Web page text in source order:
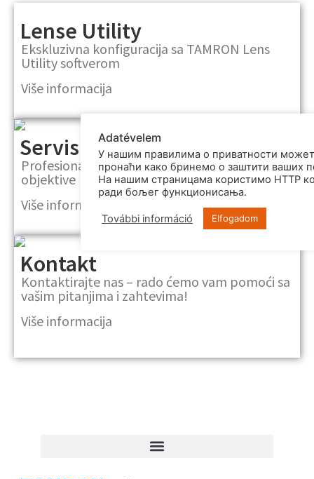
Lense Utility
Ekskluzivna konfiguracija sa TAMRON Lens
Utility softverom
Više informacija
Servis
Profesionalna servisna usluga za TAMRON
objektive
Više informacija
Kontakt
Kontaktirajte nas – rado ćemo vam pomoći sa
vašim pitanjima i zahtevima!
Više informacija
Adatévelem
У нашим правилима о приватности
пронаћи како бринемо о заштити ваших
На нашим страницама користимо HTTP
ради бољег функционисања.
További információ Elfogadom